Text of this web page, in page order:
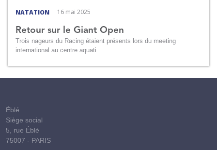
NATATION 16 mai 2025
Retour sur le Giant Open
Trois nageurs du Racing étaient présents lors du meeting
international au centre aquati...
Éblé
Siège social
5, rue Éblé
75007 - PARIS